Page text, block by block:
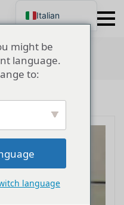
might be
language.
to:
language
Italian
Japanese
Korean
Portuguese
French
Spanish
Russian
Turkish